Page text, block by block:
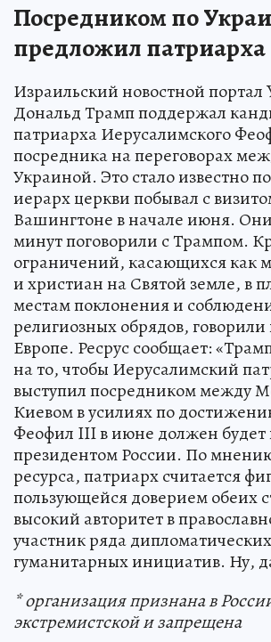
Посредником по
предложил патриарха
Израильский новостной портал
Дональд Трамп поддержал
патриарха Иерусалимского
посредника на переговорах
Украиной. Это стало известно
иерарх церкви побывал с
Вашингтоне в начале июня. Они
минут поговорили с Трампом.
ограничений, касающихся как
и христиан на Святой земле, в
местам поклонения и
религиозных обрядов,
Европе. Ресрус сообщает:
на то, чтобы Иерусалимский
выступил посредником между
Киевом в усилиях по
Феофил III в июне должен будет
президентом России. По
ресурса, патриарх считается
пользующейся доверием обеих
высокий авторитет в
участник ряда
гуманитарных инициатив. Ну,
* организацияпризнана в
экстремистской и запрещена